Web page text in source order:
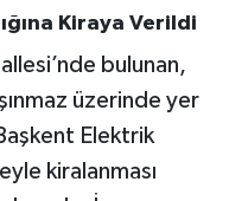
Kiraya Verildi
bulunan,
üzerinde yer
Elektrik
kiralanması